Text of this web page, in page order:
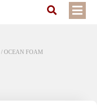
/ OCEAN FOAM